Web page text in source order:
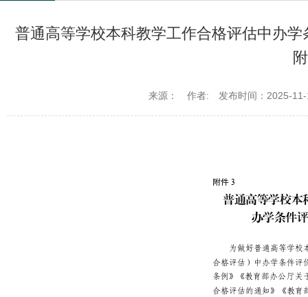
普通高等学校本科教学工作合格评估中办
来源： 作者: 发布时间：2025-